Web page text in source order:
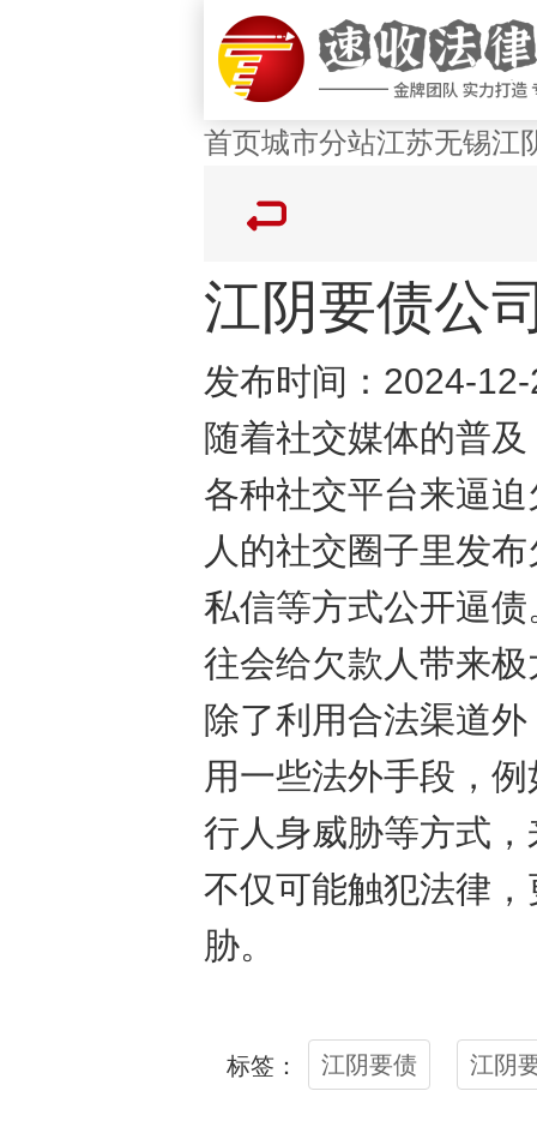
首页城市分站江苏无锡江
江阴要债公
发布时间：2024-
随着社交媒体的普
各种社交平台来逼
人的社交圈子里发
私信等方式公开逼
往会给欠款人带来
除了利用合法渠道
用一些法外手段，
行人身威胁等方式
不仅可能触犯法律
胁。
标签： 江阴要债 江阴